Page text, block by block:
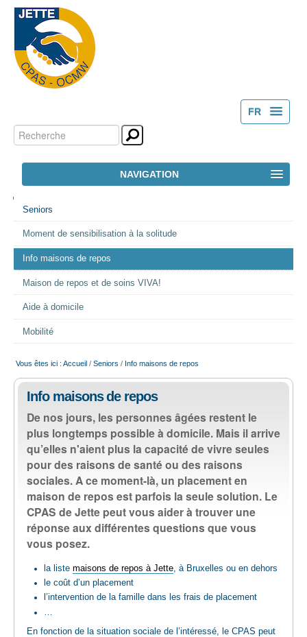
FR
Outils
personnels
Chercher par
Recherche
NAVIGATION
LE CPAS
ACTION SOCIALE
EMPLOI
AIDE ALIMENTAIRE
SENIORS
CULTURE ET JEUNESSE
NAVIGATION
Seniors
Moment de sensibilisation à la solitude
Info maisons de repos
Maison de repos et de soins VIVA!
Aide à domicile
Mobilité
Vous êtes ici : Accueil / Seniors / Info maisons de repos
Info maisons de repos
De nos jours, les personnes âgées restent le
plus longtemps possible à domicile. Mais il arrive
qu’elles n'aient plus la capacité de vivre seules
pour des raisons de santé ou des raisons
sociales. A ce moment-là, un placement en
maison de repos est parfois la seule solution. Le
CPAS de Jette peut vous aider à trouver une
réponse aux différentes questions que vous
vous posez.
la liste maisons de repos à Jette, à Bruxelles ou en dehors
le coût d’un placement
l’intervention de la famille dans les frais de placement
En fonction de la situation sociale de l’intéressé, le CPAS peut